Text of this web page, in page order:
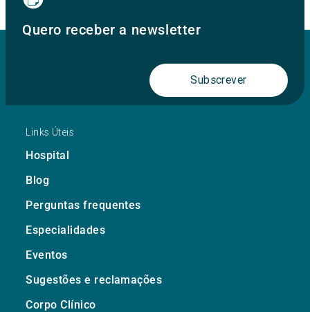
Quero receber a newsletter
Subscrever
Links Úteis
Hospital
Blog
Perguntas frequentes
Especialidades
Eventos
Sugestões e reclamações
Corpo Clínico